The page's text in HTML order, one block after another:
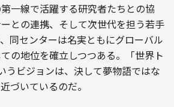
一線で活躍する研究者たちとの協
との連携、そして次世代を担う若手
同センターは名実ともにグローバル
の地位を確立しつつある。「世界ト
うビジョンは、決して夢物語ではな
づいているのだ。